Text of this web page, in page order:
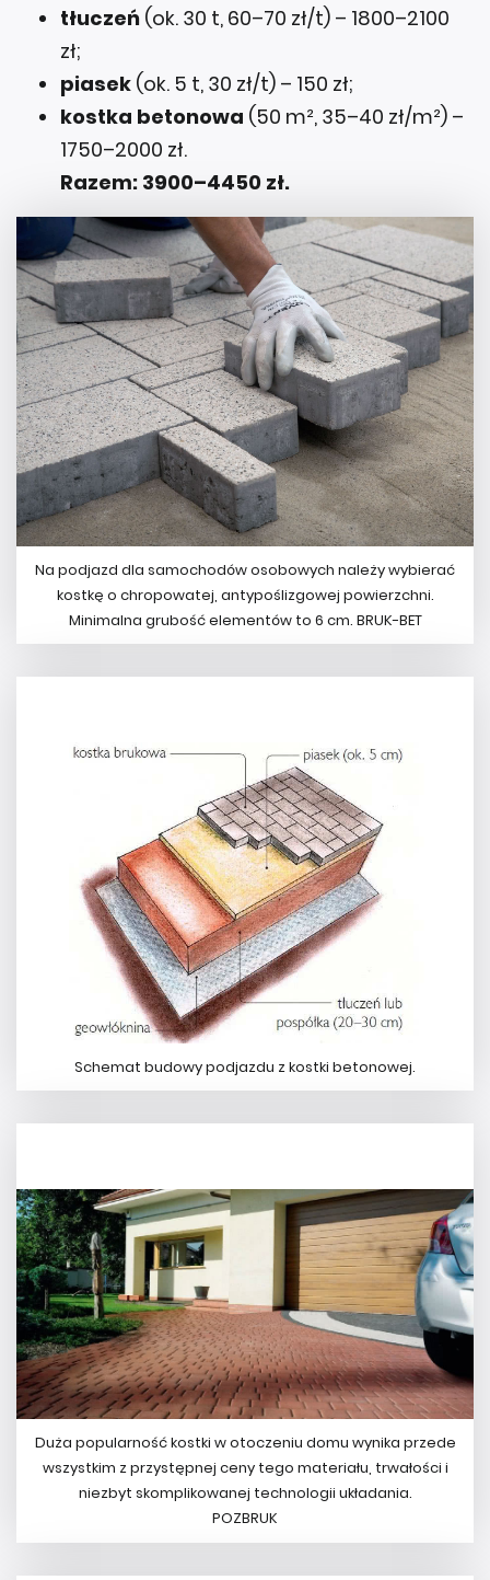
tłuczeń (ok. 30 t, 60–70 zł/t) – 1800–2100
zł;
piasek (ok. 5 t, 30 zł/t) – 150 zł;
kostka betonowa (50 m², 35–40 zł/m²) –
1750–2000 zł.
Razem: 3900–4450 zł.
Na podjazd dla samochodów osobowych należy wybierać
kostkę o chropowatej, antypoślizgowej powierzchni.
Minimalna grubość elementów to 6 cm. BRUK-BET
Schemat budowy podjazdu z kostki betonowej.
Duża popularność kostki w otoczeniu domu wynika przede
wszystkim z przystępnej ceny tego materiału, trwałości i
niezbyt skomplikowanej technologii układania.
POZBRUK